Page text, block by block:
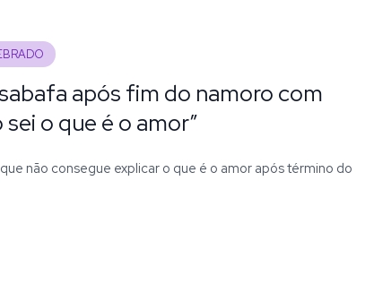
após fim do namoro com
o que é o amor”
não consegue explicar o que é o amor após término do